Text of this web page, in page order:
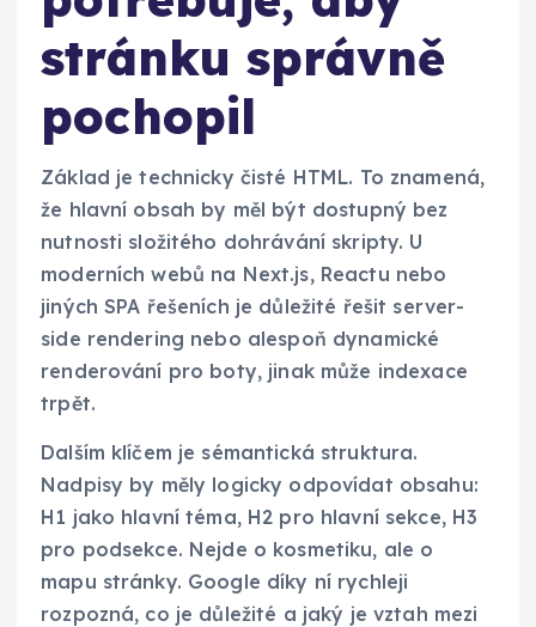
stránku správně
pochopil
Základ je technicky čisté HTML. To znamená,
že hlavní obsah by měl být dostupný bez
nutnosti složitého dohrávání skripty. U
moderních webů na Next.js, Reactu nebo
jiných SPA řešeních je důležité řešit server-
side rendering nebo alespoň dynamické
renderování pro boty, jinak může indexace
trpět.
Dalším klíčem je sémantická struktura.
Nadpisy by měly logicky odpovídat obsahu:
H1 jako hlavní téma, H2 pro hlavní sekce, H3
pro podsekce. Nejde o kosmetiku, ale o
mapu stránky. Google díky ní rychleji
rozpozná, co je důležité a jaký je vztah mezi